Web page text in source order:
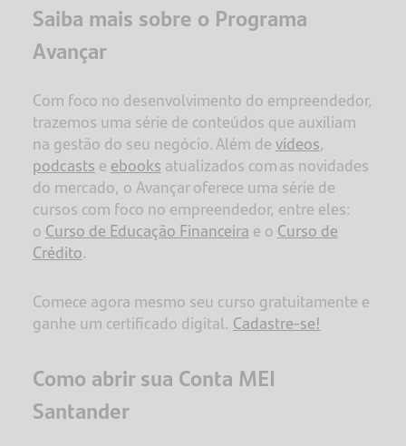
Saiba mais sobre o Programa
Avançar
Com foco no desenvolvimento do empreendedor,
trazemos uma série de conteúdos que auxiliam
na gestão do seu negócio. Além devídeos,
podcasts e ebooks atualizados com as novidades
do mercado, o Avançar oferece uma série de
cursos com foco no empreendedor, entre eles:
o Curso de Educação Financeira e o Curso de
Crédito.
Comece agora mesmo seu curso gratuitamente e
ganhe um certificado digital. Cadastre-se!
Como abrir sua Conta MEI
Santander